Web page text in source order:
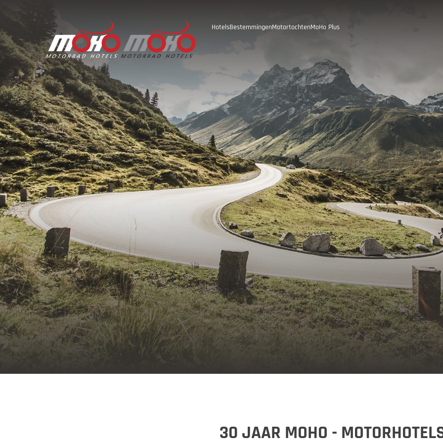
Hotels
Oostenrijk
Duitsland
Bestemmingen
Duitsland
Italië
Slovenië
Burgenland
Karinthië
Neder-Oostenrijk
Opper-Oostenrijk
SalzburgerLand
Stiermarken
Tirol
Vorarlberg
Motortochten
Oostenrijk
Duitsland
MoHo Plus
Geschiedenis van de MoHo's
My MoHo-App
30 JAAR MOHO -